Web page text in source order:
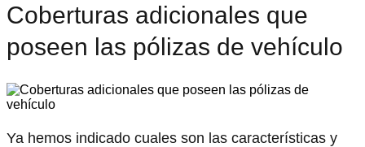
Coberturas adicionales que
poseen las pólizas de vehículo
Ya hemos indicado cuales son las características y